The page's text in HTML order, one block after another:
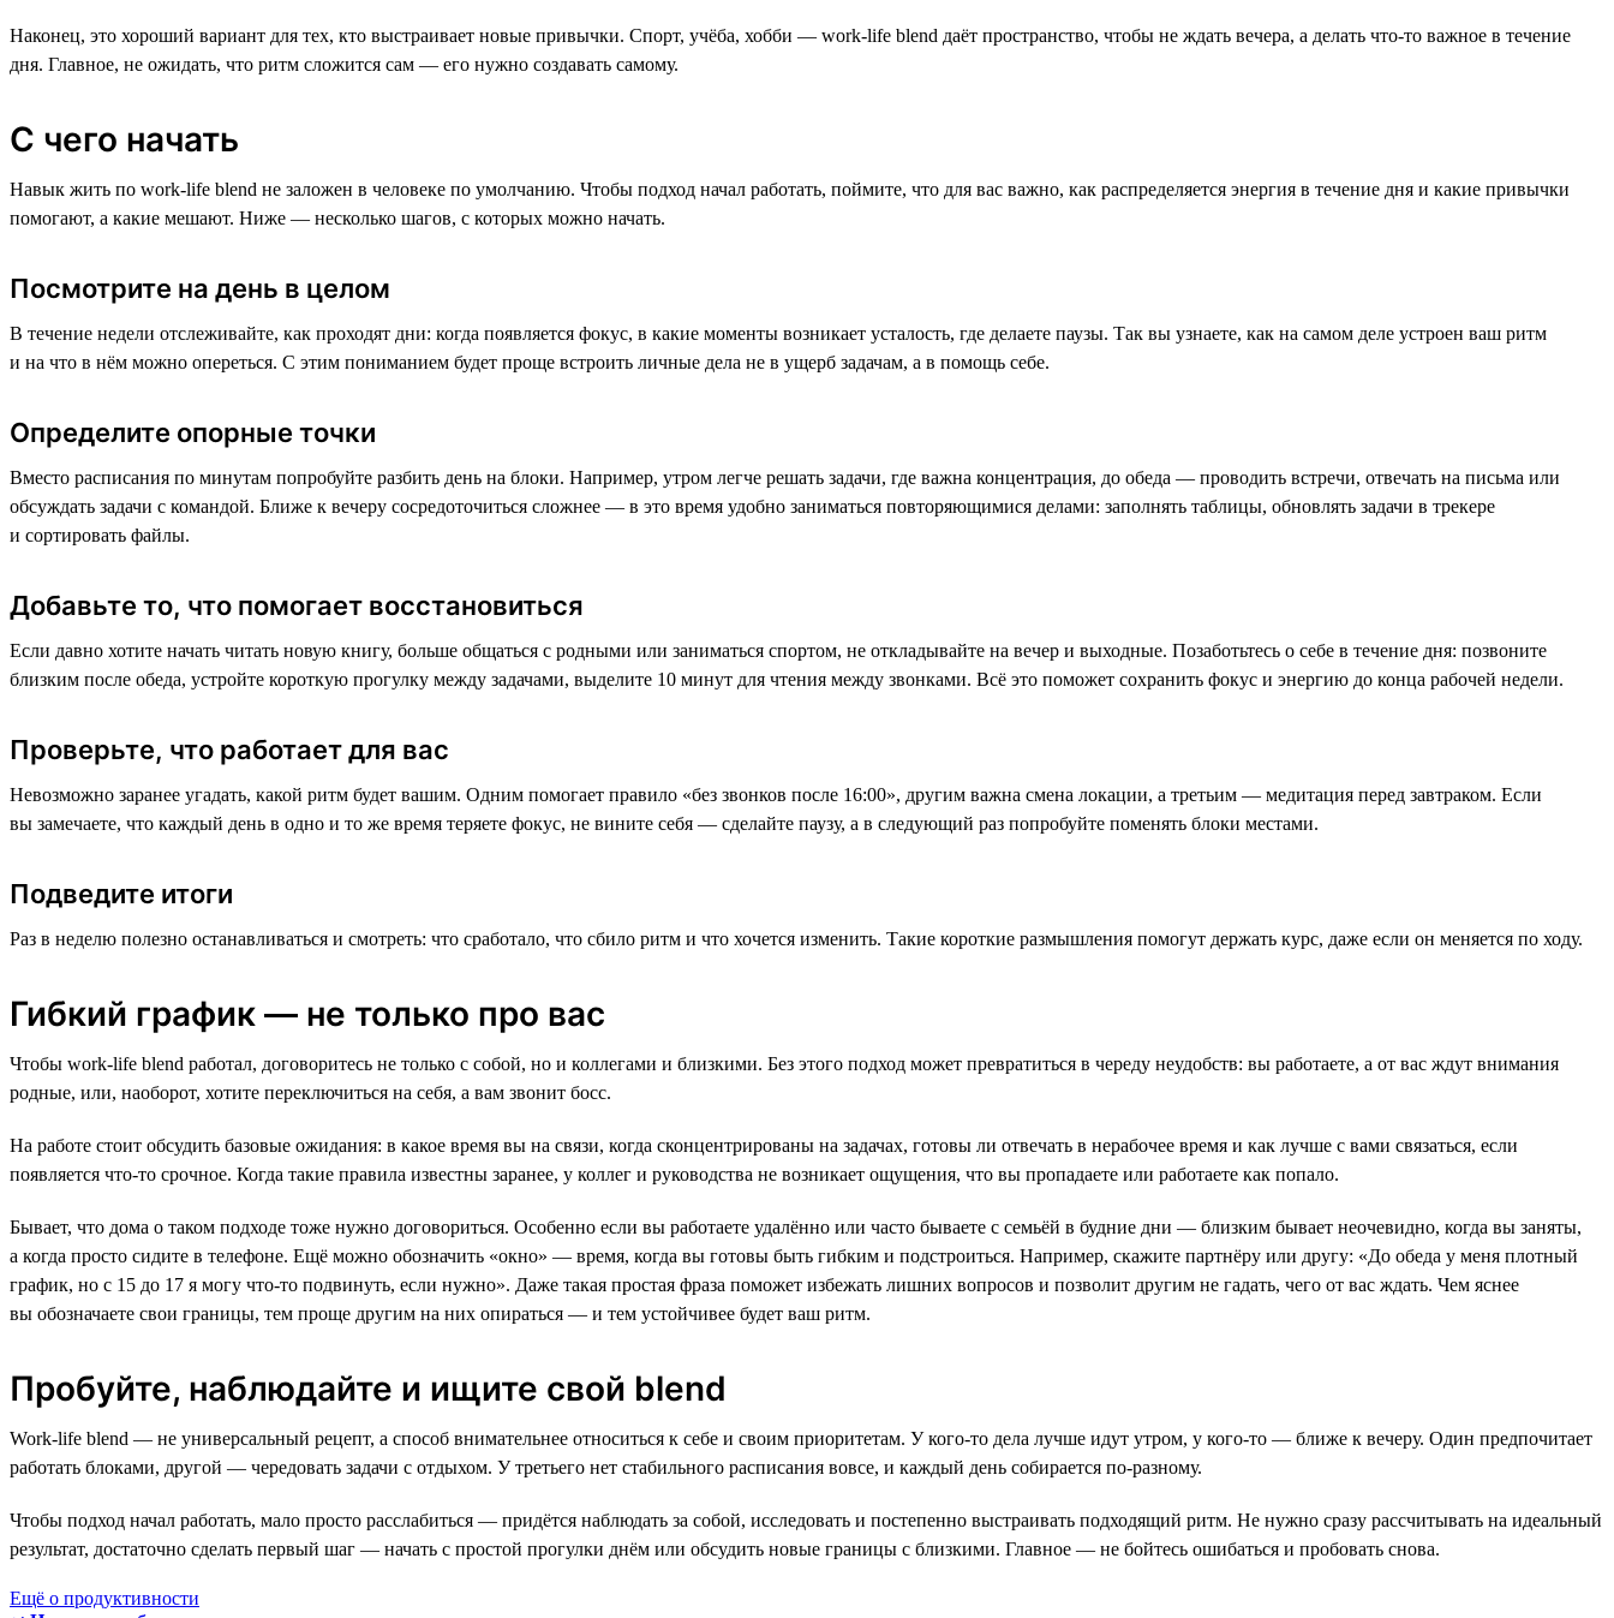
Наконец, это хороший вариант для тех, кто выстраивает новые привычки. Спорт, учёба, хобби — work-life blend даёт пространство, чтобы не ждать вечера, а делать что-то важное в течение
дня. Главное, не ожидать, что ритм сложится сам — его нужно создавать самому.
С чего начать
Навык жить по work-life blend не заложен в человеке по умолчанию. Чтобы подход начал работать, поймите, что для вас важно, как распределяется энергия в течение дня и какие привычки
помогают, а какие мешают. Ниже — несколько шагов, с которых можно начать.
Посмотрите на день в целом
В течение недели отслеживайте, как проходят дни: когда появляется фокус, в какие моменты возникает усталость, где делаете паузы. Так вы узнаете, как на самом деле устроен ваш ритм
и на что в нём можно опереться. С этим пониманием будет проще встроить личные дела не в ущерб задачам, а в помощь себе.
Определите опорные точки
Вместо расписания по минутам попробуйте разбить день на блоки. Например, утром легче решать задачи, где важна концентрация, до обеда — проводить встречи, отвечать на письма или
обсуждать задачи с командой. Ближе к вечеру сосредоточиться сложнее — в это время удобно заниматься повторяющимися делами: заполнять таблицы, обновлять задачи в трекере
и сортировать файлы.
Добавьте то, что помогает восстановиться
Если давно хотите начать читать новую книгу, больше общаться с родными или заниматься спортом, не откладывайте на вечер и выходные. Позаботьтесь о себе в течение дня: позвоните
близким после обеда, устройте короткую прогулку между задачами, выделите 10 минут для чтения между звонками. Всё это поможет сохранить фокус и энергию до конца рабочей недели.
Проверьте, что работает для вас
Невозможно заранее угадать, какой ритм будет вашим. Одним помогает правило «без звонков после 16:00», другим важна смена локации, а третьим — медитация перед завтраком. Если
вы замечаете, что каждый день в одно и то же время теряете фокус, не вините себя — сделайте паузу, а в следующий раз попробуйте поменять блоки местами.
Подведите итоги
Раз в неделю полезно останавливаться и смотреть: что сработало, что сбило ритм и что хочется изменить. Такие короткие размышления помогут держать курс, даже если он меняется по ходу.
Гибкий график — не только про вас
Чтобы work-life blend работал, договоритесь не только с собой, но и коллегами и близкими. Без этого подход может превратиться в череду неудобств: вы работаете, а от вас ждут внимания
родные, или, наоборот, хотите переключиться на себя, а вам звонит босс.
На работе стоит обсудить базовые ожидания: в какое время вы на связи, когда сконцентрированы на задачах, готовы ли отвечать в нерабочее время и как лучше с вами связаться, если
появляется что-то срочное. Когда такие правила известны заранее, у коллег и руководства не возникает ощущения, что вы пропадаете или работаете как попало.
Бывает, что дома о таком подходе тоже нужно договориться. Особенно если вы работаете удалённо или часто бываете с семьёй в будние дни — близким бывает неочевидно, когда вы заняты,
а когда просто сидите в телефоне. Ещё можно обозначить «окно» — время, когда вы готовы быть гибким и подстроиться. Например, скажите партнёру или другу: «До обеда у меня плотный
график, но с 15 до 17 я могу что-то подвинуть, если нужно». Даже такая простая фраза поможет избежать лишних вопросов и позволит другим не гадать, чего от вас ждать. Чем яснее
вы обозначаете свои границы, тем проще другим на них опираться — и тем устойчивее будет ваш ритм.
Пробуйте, наблюдайте и ищите свой blend
Work-life blend — не универсальный рецепт, а способ внимательнее относиться к себе и своим приоритетам. У кого-то дела лучше идут утром, у кого-то — ближе к вечеру. Один предпочитает
работать блоками, другой — чередовать задачи с отдыхом. У третьего нет стабильного расписания вовсе, и каждый день собирается по-разному.
Чтобы подход начал работать, мало просто расслабиться — придётся наблюдать за собой, исследовать и постепенно выстраивать подходящий ритм. Не нужно сразу рассчитывать на идеальный
результат, достаточно сделать первый шаг — начать с простой прогулки днём или обсудить новые границы с близкими. Главное — не бойтесь ошибаться и пробовать снова.
Ещё о продуктивности